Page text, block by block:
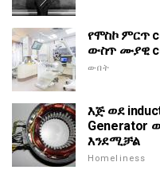
የሞስኮ ምርጥ
ውስጥ ሙያዊ
ውበት
እጅ ወደ
Generator
እንደሚቻል
Homeliness